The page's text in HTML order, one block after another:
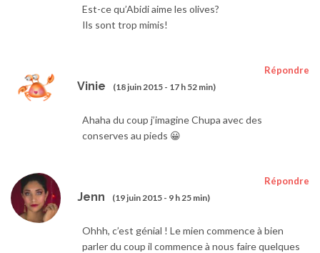
Est-ce qu’Abidi aime les olives?
Ils sont trop mimis!
Vinie (18 juin 2015 - 17 h 52 min)
Répondre
Ahaha du coup j’imagine Chupa avec des
conserves au pieds 😀
Jenn (19 juin 2015 - 9 h 25 min)
Répondre
Ohhh, c’est génial ! Le mien commence à bien
parler du coup il commence à nous faire quelques